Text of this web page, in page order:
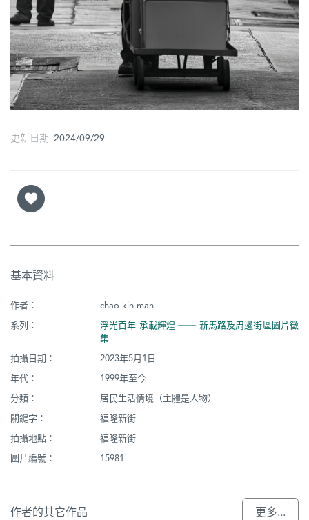
更新日期 2024/09/29
基本資料
作者：
chao kin man
系列：
浮光百年 承載輝煌 ── 新馬路及周邊街區圖片徵
集
拍攝日期：
2023年5月1日
年代：
1999年至今
分類：
居民生活情境（主體是人物）
關鍵字：
福隆新街
拍攝地點：
福隆新街
圖片編號：
15981
作者的其它作品 更多...